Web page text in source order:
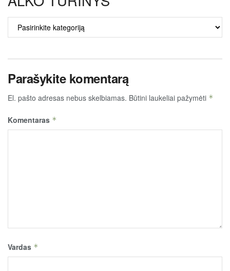
ALKO
TURINYS
Parašykite komentarą
El. pašto adresas nebus skelbiamas. Būtini laukeliai pažymėti *
Komentaras *
Vardas *